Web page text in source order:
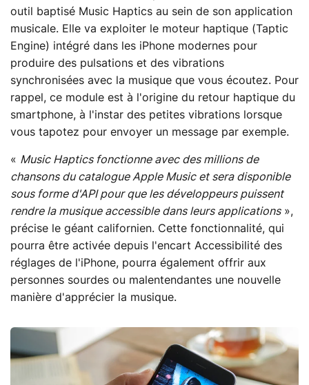
outil baptisé Music Haptics au sein de son application
musicale. Elle va exploiter le moteur haptique (Taptic
Engine) intégré dans les iPhone modernes pour
produire des pulsations et des vibrations
synchronisées avec la musique que vous écoutez. Pour
rappel, ce module est à l'origine du retour haptique du
smartphone, à l'instar des petites vibrations lorsque
vous tapotez pour envoyer un message par exemple.
« Music Haptics fonctionne avec des millions de
chansons du catalogue Apple Music et sera disponible
sous forme d'API pour que les développeurs puissent
rendre la musique accessible dans leurs applications»,
précise le géant californien. Cette fonctionnalité, qui
pourra être activée depuis l'encart Accessibilité des
réglages de l'iPhone, pourra également offrir aux
personnes sourdes ou malentendantes une nouvelle
manière d'apprécier la musique.